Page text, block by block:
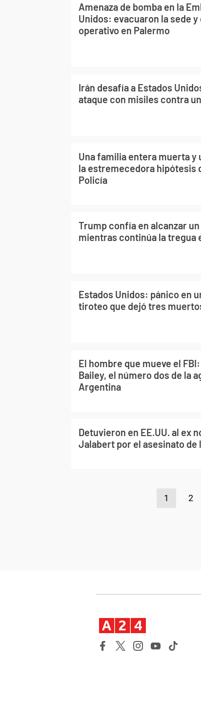
Amenaza de bomba en la
Unidos: evacuaron la sede
operativo en Palermo
Irán desafía a Estados
ataque con misiles contra
Una familia entera muerta y
la estremecedora hipótesis
Policía
Trump confía en alcanzar
mientras continúa la tregua
Estados Unidos: pánico en
tiroteo que dejó tres
El hombre que mueve el
Bailey, el número dos de la
Argentina
Detuvieron en EE.UU. al ex
Jalabert por el asesinato de
1 2